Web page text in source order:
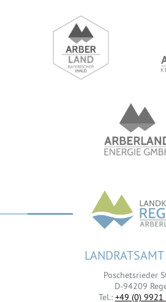
LANDRATSAMT
Poschetsrieder
D-94209
Tel.: +49 (0)